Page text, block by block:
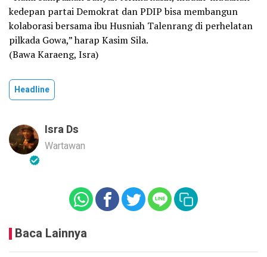
kedepan partai Demokrat dan PDIP bisa membangun
kolaborasi bersama ibu Husniah Talenrang di perhelatan
pilkada Gowa,” harap Kasim Sila.
(Bawa Karaeng, Isra)
Headline
Isra Ds
Wartawan
Baca Lainnya